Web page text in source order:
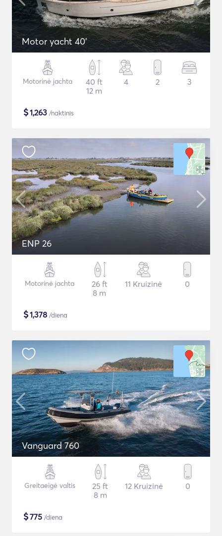
Motor yacht 40'
Motorinė jachta
40 ft
12 m
4 2 3
$1,263 /naktinis
ENP 26
Motorinė jachta
26 ft
8 m
11 Kruizinė 0
$1,378 /diena
Vanguard 760
Greitaeigė valtis
25 ft
8 m
12 Kruizinė 0
$775 /diena